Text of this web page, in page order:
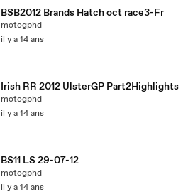
BSB2012 Brands Hatch oct race3-Fr
motogphd
il y a 14 ans
Irish RR 2012 UlsterGP Part2Highlights
motogphd
il y a 14 ans
BS11 LS 29-07-12
motogphd
il y a 14 ans